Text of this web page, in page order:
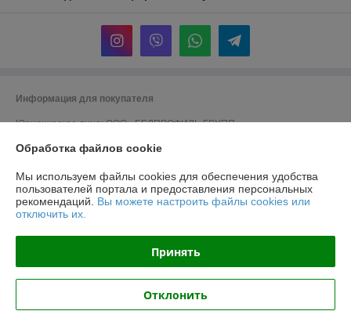
Информация для покупателя
Юридическое лицо:ООО «БЕЛПРОФИЛЬ ГРУПП»
УНП: 193780303
Регистрационный орган: Минский горисполком
Дата регистрации компании: 02.11.2017
Обработка файлов cookie
Мы используем файлы cookies для обеспечения удобства
пользователей портала и предоставления персональных
рекомендаций. Вы можете настроить файлы cookies или
отключить их.
Принять
Отклонить